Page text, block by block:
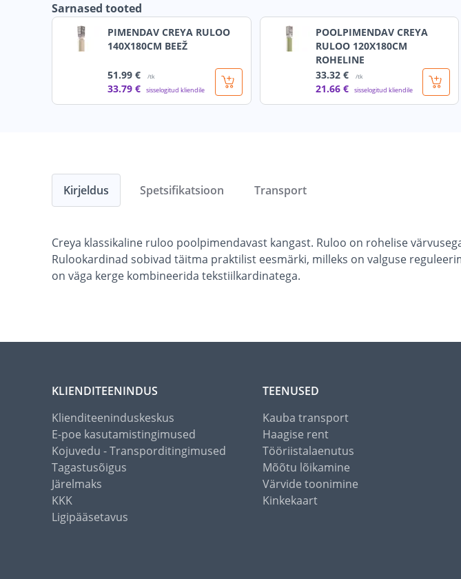
Sarnased tooted
PIMENDAV CREYA RULOO
140X180CM BEEŽ
51.99 € /tk
33.79 € sisselogitud kliendile
POOLPIMENDAV CREYA
RULOO 120X180CM
ROHELINE
33.32 € /tk
21.66 € sisselogitud kliendile
Kirjeldus
Creya klassikaline ruloo poolpimendavast kangast. Ruloo on rohelise
Rulookardinad sobivad täitma praktilist eesmärki, milleks on valguse
on väga kerge kombineerida tekstiilkardinatega.
Spetsifikatsioon Transport
KLIENDITEENINDUS
Klienditeeninduskeskus
E-poe kasutamistingimused
Kojuvedu - Transporditingimused
Tagastusõigus
Järelmaks
KKK
Ligipääsetavus
TEENUSED
Kauba transport
Haagise rent
Tööriistalaenutus
Mõõtu lõikamine
Värvide toonimine
Kinkekaart